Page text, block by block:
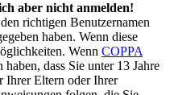
aber nicht anmelden!
richtigen Benutzernamen
haben. Wenn diese
Wenn COPPA
dass Sie unter 13 Jahre
Ihrer Eltern oder Ihrer